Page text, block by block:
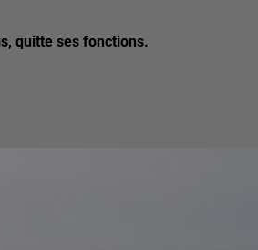
quitte ses fonctions.